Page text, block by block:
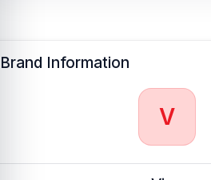
Brand Information
V